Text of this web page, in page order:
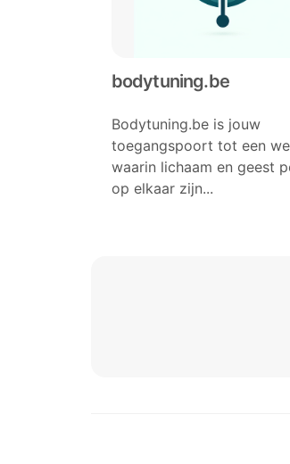
bodytuning.be
Bodytuning.be is jouw
toegangspoort tot een
waarin lichaam en geest
op elkaar zijn...